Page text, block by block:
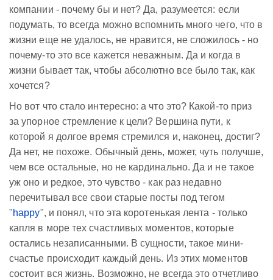
компании - почему бы и нет? Да, разумеется: если
подумать, то всегда можно вспомнить много чего, что в
жизни еще не удалось, не нравится, не сложилось - но
почему-то это все кажется неважным. Да и когда в
жизни бывает так, чтобы абсолютно все было так, как
хочется?
Но вот что стало интересно: а что это? Какой-то приз
за упорное стремление к цели? Вершина пути, к
которой я долгое время стремился и, наконец, достиг?
Да нет, не похоже. Обычный день, может, чуть получше,
чем все остальные, но не кардинально. Да и не такое
уж оно и редкое, это чувство - как раз недавно
перечитывал все свои старые посты под тегом
"happy", и понял, что эта коротенькая лента - только
капля в море тех счастливых моментов, которые
остались незаписанными. В сущности, такое мини-
счастье происходит каждый день. Из этих моментов
состоит вся жизнь. Возможно, не всегда это отчетливо